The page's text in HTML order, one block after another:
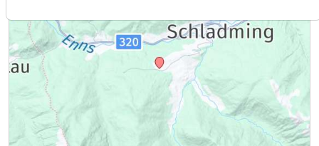
Doppelzimmer Standard
2 Erwachsene